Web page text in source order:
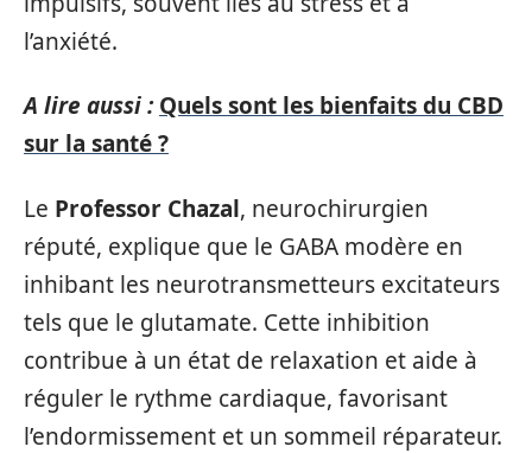
l’anxiété.
A lire aussi : Quels sont les bienfaits du CBD
sur la santé ?
Le Professor Chazal, neurochirurgien
réputé, explique que le GABA modère en
inhibant les neurotransmetteurs excitateurs
tels que le glutamate. Cette inhibition
contribue à un état de relaxation et aide à
réguler le rythme cardiaque, favorisant
l’endormissement et un sommeil réparateur.